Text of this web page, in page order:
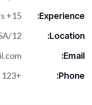
Experience:
Location:
Email:
Phone:
+123 7855 4560